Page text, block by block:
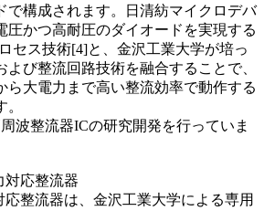
で構成されます。日清紡マイクロデバ
圧かつ高耐圧のダイオードを実現する
セス技術[4]と、金沢工業大学が培っ
よび整流回路技術を融合することで、
ら大電力まで高い整流効率で動作する
波整流器ICの研究開発を行っていま
対応整流器
応整流器は、金沢工業大学による専用